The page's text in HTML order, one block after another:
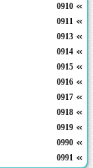
0910
0911
0913
0914
0915
0916
0917
0918
0919
0990
0991